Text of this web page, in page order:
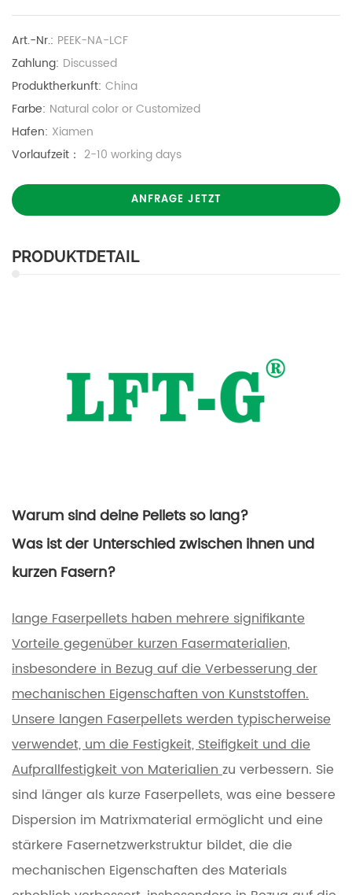
Art.-Nr.: PEEK-NA-LCF
Zahlung: Discussed
Produktherkunft: China
Farbe: Natural color or Customized
Hafen: Xiamen
Vorlaufzeit： 2-10 working days
ANFRAGE JETZT
PRODUKTDETAIL
Warum sind deine Pellets so lang?
Was ist der Unterschied zwischen ihnen und
kurzen Fasern?
lange Faserpellets haben mehrere signifikante
Vorteile gegenüber kurzen Fasermaterialien,
insbesondere in Bezug auf die Verbesserung der
mechanischen Eigenschaften von Kunststoffen.
Unsere langen Faserpellets werden typischerweise
verwendet, um die Festigkeit, Steifigkeit und die
Aufprallfestigkeit von Materialienzu verbessern. Sie
sind länger als kurze Faserpellets, was eine bessere
Dispersion im Matrixmaterial ermöglicht und eine
stärkere Fasernetzwerkstruktur bildet, die die
mechanischen Eigenschaften des Materials